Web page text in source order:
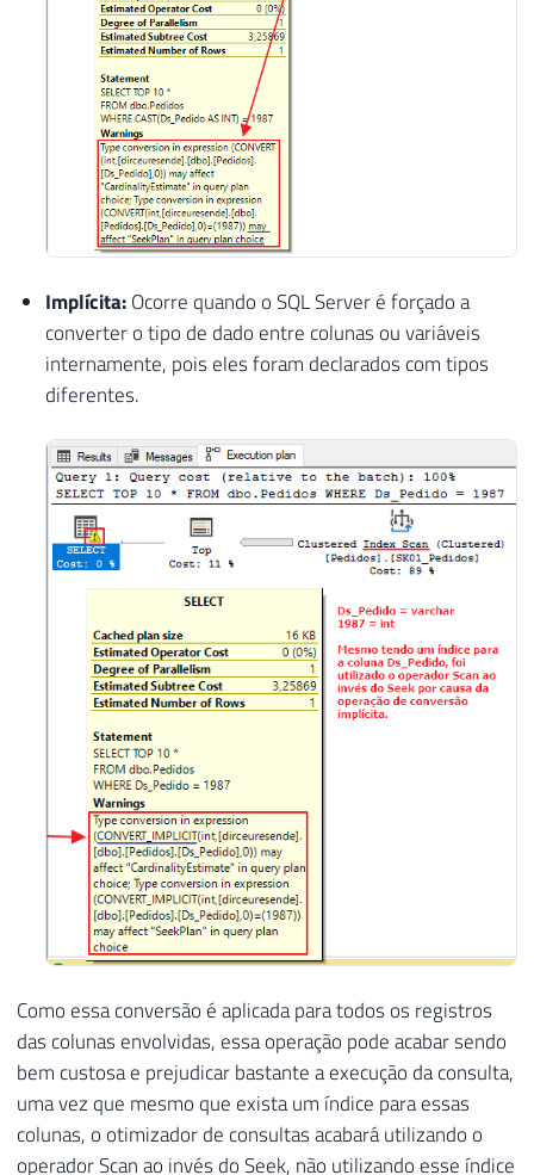
Implícita:Ocorre quando o SQL Server é forçado a
converter o tipo de dado entre colunas ou variáveis
internamente, pois eles foram declarados com tipos
diferentes.
Como essa conversão é aplicada para todos os registros
das colunas envolvidas, essa operação pode acabar sendo
bem custosa e prejudicar bastante a execução da consulta,
uma vez que mesmo que exista um índice para essas
colunas, o otimizador de consultas acabará utilizando o
operador Scan ao invés do Seek, não utilizando esse índice